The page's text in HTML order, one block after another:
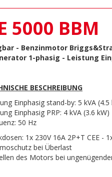
5000 BBM
- Benzinmotor
1-phasig - Leistung
BESCHREIBUNG
Einphasig stand-by: 5 kVA (4.5
Einphasig PRP: 4 kVA (3.6 kW)
50 Hz
1x 230V 16A 2P+T CEE -
bei Überlast
des Motors bei